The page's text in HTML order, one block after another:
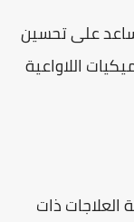
على تحسين
اللاواعية
العلاجات ذات